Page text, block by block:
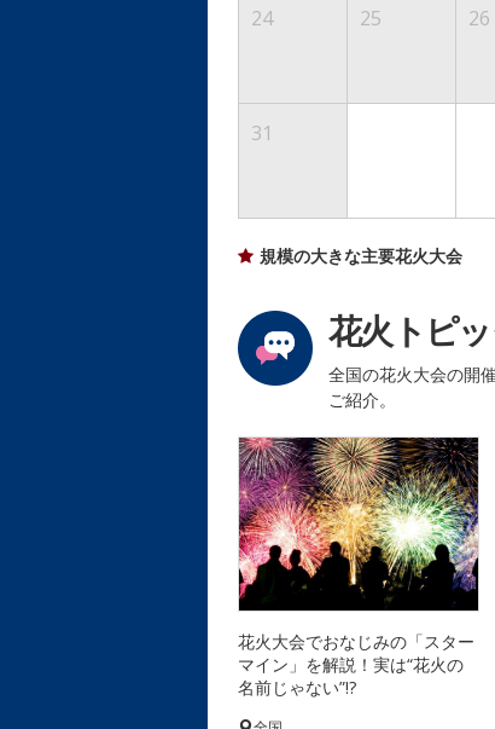
24 25 26
31
規模の大きな主要花火大会
花火トピ
全国の花火大会の開
ご紹介。
花火大会でおなじみの「スター
マイン」を解説！実は“花火の
名前じゃない”!?